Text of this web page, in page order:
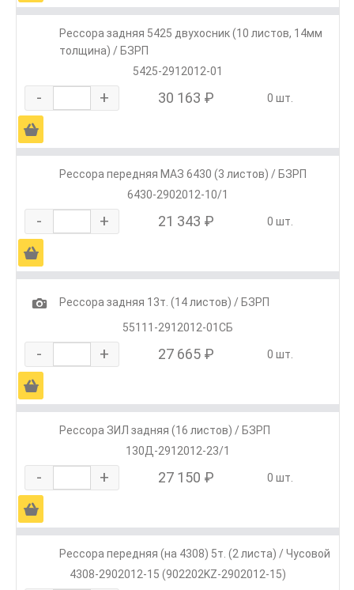
Рессора задняя 5425 двухосник (10 листов, 14мм
толщина) / БЗРП
5425-2912012-01
- + 30 163 ₽ 0 шт.
Ä
Рессора передняя МАЗ 6430 (3 листов) / БЗРП
6430-2902012-10/1
- + 21 343 ₽ 0 шт.
Ä
1
Рессора задняя 13т. (14 листов) / БЗРП
55111-2912012-01СБ
- + 27 665 ₽ 0 шт.
Ä
Рессора ЗИЛ задняя (16 листов) / БЗРП
130Д-2912012-23/1
- + 27 150 ₽ 0 шт.
Ä
Рессора передняя (на 4308) 5т. (2 листа) / Чусовой
4308-2902012-15 (902202KZ-2902012-15)